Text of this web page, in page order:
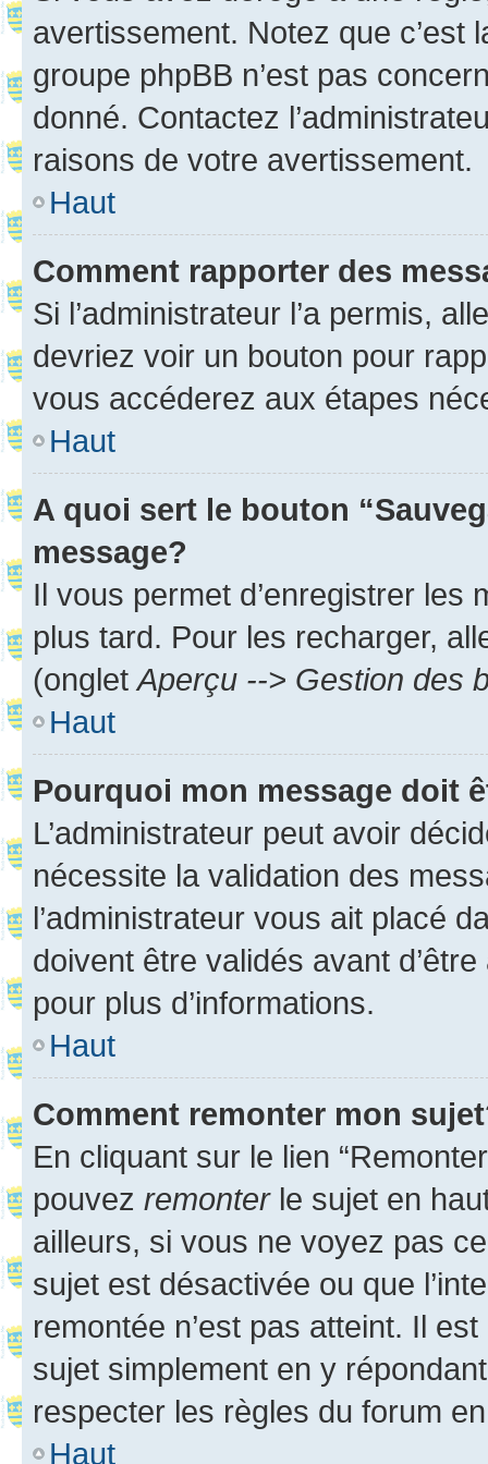
avertissement. Notez que c’est
groupe phpBB n’est pas
donné. Contactez
raisons de votre avertissement.
Haut
Comment rapporter des
Si l’administrateur l’a permis,
devriez voir un bouton pour
vous accéderez aux étapes
Haut
A quoi sert le bouton
message?
Il vous permet d’enregistrer
plus tard. Pour les recharger,
(onglet Aperçu --> Gestion des
Haut
Pourquoi mon message doit
L’administrateur peut avoir
nécessite la validation des
l’administrateur vous ait placé
doivent être validés avant
pour plus d’informations.
Haut
Comment remonter mon
En cliquant sur le lien
pouvez remonterle sujet en
ailleurs, si vous ne voyez pas
sujet est désactivée ou que
remontée n’est pas atteint. Il
sujet simplement en y
respecter les règles du forum
Haut